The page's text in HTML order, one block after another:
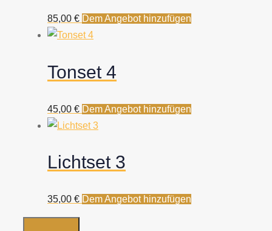
85,00 € Dem Angebot hinzufügen
Tonset 4
45,00 € Dem Angebot hinzufügen
Lichtset 3
35,00 € Dem Angebot hinzufügen